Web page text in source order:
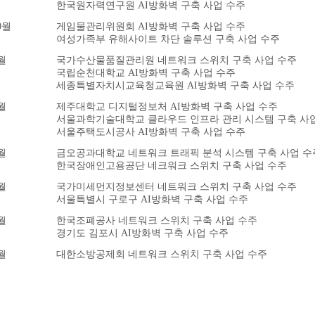
한국원자력연구원 AI방화벽 구축 사업 수주
게임물관리위원회 AI방화벽 구축 사업 수주
여성가족부 유해사이트 차단 솔루션 구축 사업 수주
국가수산물품질관리원 네트워크 스위치 구축 사업 수주
국립순천대학교 AI방화벽 구축 사업 수주
세종특별자치시교육청교육원 AI방화벽 구축 사업 수주
제주대학교 디지털정보처 AI방화벽 구축 사업 수주
서울과학기술대학교 클라우드 인프라 관리 시스템 구축 사
서울주택도시공사 AI방화벽 구축 사업 수주
금오공과대학교 네트워크 트래픽 분석 시스템 구축 사업 수
한국장애인고용공단 네크워크 스위치 구축 사업 수주
국가미세먼지정보센터 네트워크 스위치 구축 사업 수주
서울특별시 구로구 AI방화벽 구축 사업 수주
한국조폐공사 네트워크 스위치 구축 사업 수주
경기도 김포시 AI방화벽 구축 사업 수주
대한소방공제회 네트워크 스위치 구축 사업 수주